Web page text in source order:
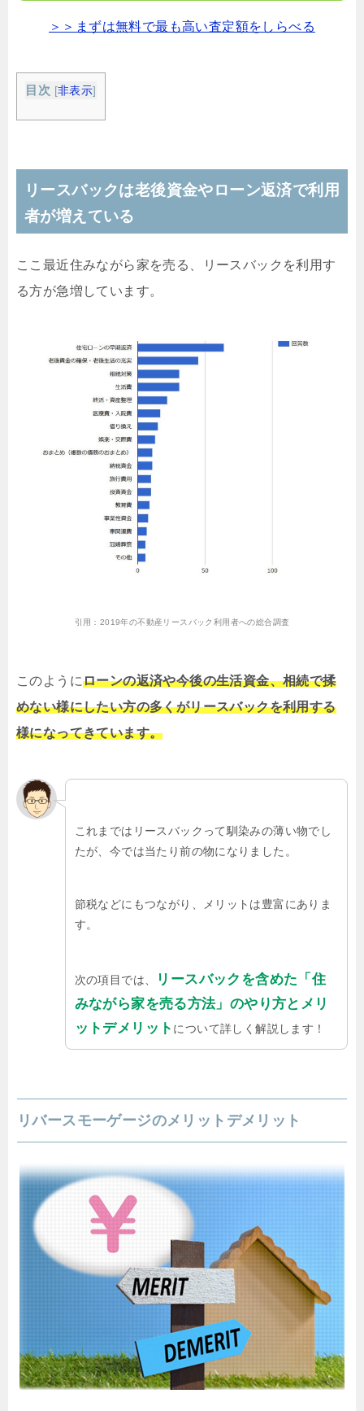
＞＞まずは無料で最も高い査定額をしらべる
目次 [非表示]
リースバックは老後資金やローン返済で利用
者が増えている
ここ最近住みながら家を売る、リースバックを利用す
る方が急増しています。
引用： 2019年の不動産リースバック利用者への総合調査
このようにローンの返済や今後の生活資金、相続で揉
めない様にしたい方の多くがリースバックを利用する
様になってきています。
これまではリースバックって馴染みの薄い物でし
たが、今では当たり前の物になりました。
節税などにもつながり、メリットは豊富にありま
す。
次の項目では、
リースバックを含めた「住
みながら家を売る方法」のやり方とメリ
ットデメリット について詳しく解説します！
リバースモーゲージのメリットデメリット